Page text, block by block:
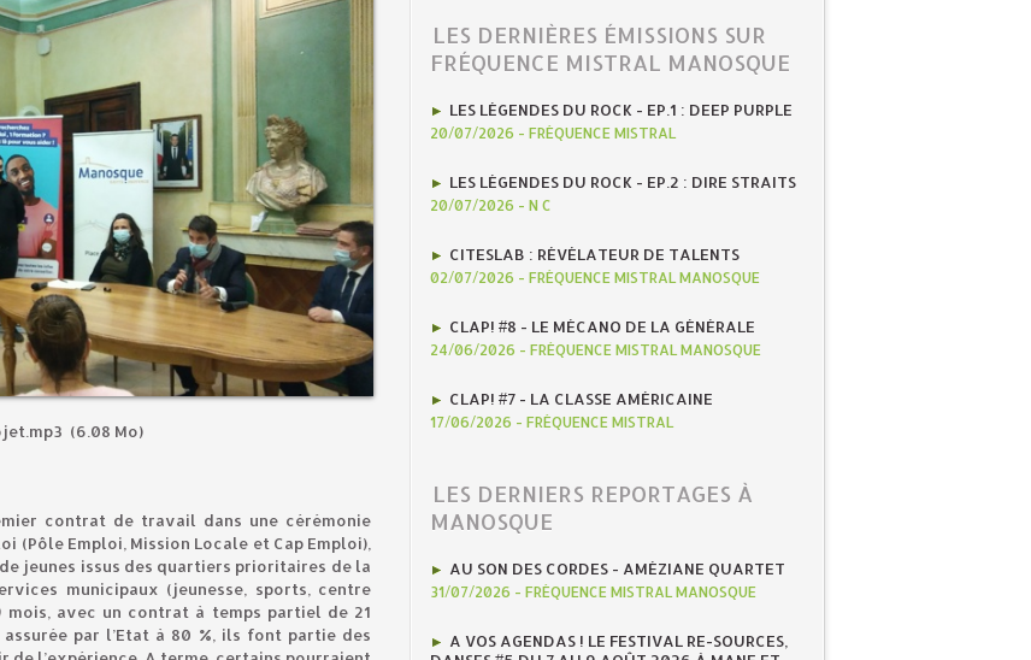
(6.08 Mo)
contrat de travail dans une cérémonie
(Pôle Emploi, Mission Locale et Cap Emploi),
jeunes issus des quartiers prioritaires de la
municipaux (jeunesse, sports, centre
avec un contrat à temps partiel de 21
par l’Etat à 80 %, ils font partie des
LES DERNIÈRES ÉMISSIONS SUR
FRÉQUENCE MISTRAL MANOSQUE
LES LÉGENDES DU ROCK - EP.1 : DEEP PURPLE
20/07/2026 - FRÉQUENCE MISTRAL
LES LÉGENDES DU ROCK - EP.2 : DIRE STRAITS
20/07/2026 - N C
CITESLAB : RÉVÉLATEUR DE TALENTS
02/07/2026 - FRÉQUENCE MISTRAL MANOSQUE
CLAP! #8 - LE MÉCANO DE LA GÉNÉRALE
24/06/2026 - FRÉQUENCE MISTRAL MANOSQUE
CLAP! #7 - LA CLASSE AMÉRICAINE
17/06/2026 - FRÉQUENCE MISTRAL
LES DERNIERS REPORTAGES À
MANOSQUE
AU SON DES CORDES - AMÉZIANE QUARTET
31/07/2026 - FRÉQUENCE MISTRAL MANOSQUE
A VOS AGENDAS ! LE FESTIVAL RE-SOURCES,